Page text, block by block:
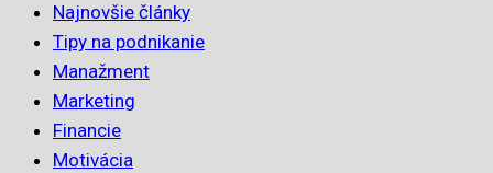
Najnovšie články
Tipy na podnikanie
Manažment
Marketing
Financie
Motivácia